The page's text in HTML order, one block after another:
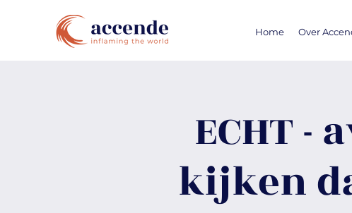
Home Over
ECHT -
kijken